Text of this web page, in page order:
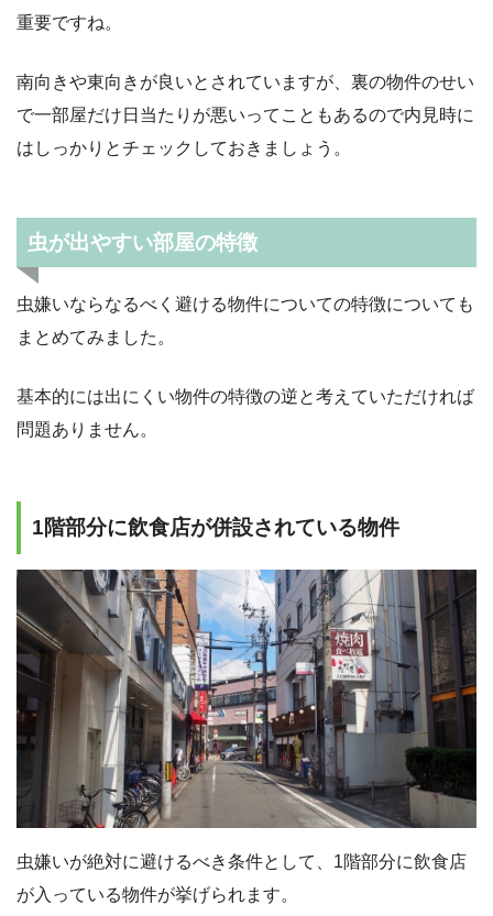
重要ですね。
南向きや東向きが良いとされていますが、裏の物件のせい
で一部屋だけ日当たりが悪いってこともあるので内見時に
はしっかりとチェックしておきましょう。
虫が出やすい部屋の特徴
虫嫌いならなるべく避ける物件についての特徴についても
まとめてみました。
基本的には出にくい物件の特徴の逆と考えていただければ
問題ありません。
1階部分に飲食店が併設されている物件
虫嫌いが絶対に避けるべき条件として、1階部分に飲食店
が入っている物件が挙げられます。